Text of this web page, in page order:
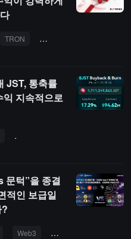
TRON 파장 생태계
JST, 통축률
지속적으로
문턱”을 종결
적인 보급일
Web3 JustLendDAO